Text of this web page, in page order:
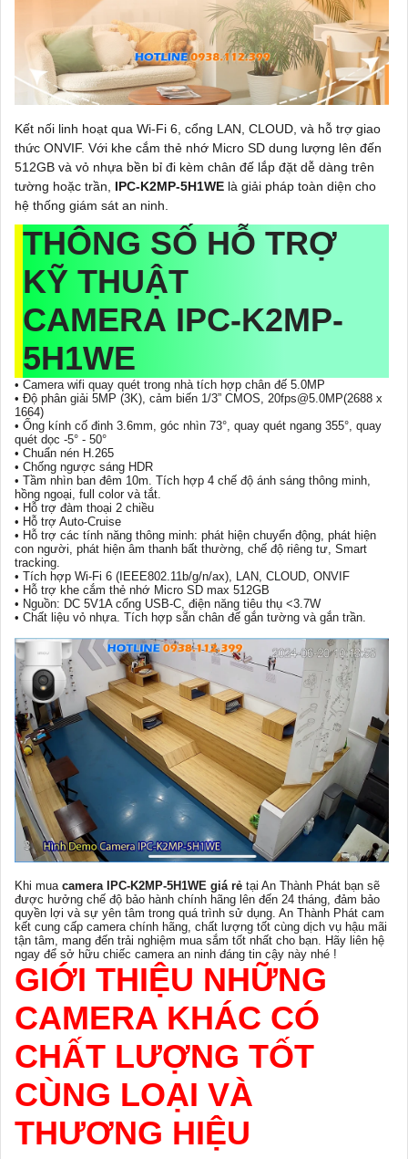
Kết nối linh hoạt qua Wi-Fi 6, cổng LAN, CLOUD, và hỗ trợ giao
thức ONVIF. Với khe cắm thẻ nhớ Micro SD dung lượng lên đến
512GB và vỏ nhựa bền bỉ đi kèm chân đế lắp đặt dễ dàng trên
tường hoặc trần, IPC-K2MP-5H1WE là giải pháp toàn diện cho
hệ thống giám sát an ninh.
THÔNG SỐ HỖ TRỢ
KỸ THUẬT
CAMERA IPC-K2MP-
5H1WE
• Camera wifi quay quét trong nhà tích hợp chân đế 5.0MP
• Độ phân giải 5MP (3K), cảm biến 1/3” CMOS, 20fps@5.0MP(2688 x
1664)
• Ống kính cố đinh 3.6mm, góc nhìn 73°, quay quét ngang 355°, quay
quét dọc -5° - 50°
• Chuẩn nén H.265
• Chống ngược sáng HDR
• Tầm nhìn ban đêm 10m. Tích hợp 4 chế độ ánh sáng thông minh,
hồng ngoại, full color và tắt.
• Hỗ trợ đàm thoại 2 chiều
• Hỗ trợ Auto-Cruise
• Hỗ trợ các tính năng thông minh: phát hiện chuyển động, phát hiện
con người, phát hiện âm thanh bất thường, chế độ riêng tư, Smart
tracking.
• Tích hợp Wi-Fi 6 (IEEE802.11b/g/n/ax), LAN, CLOUD, ONVIF
• Hỗ trợ khe cắm thẻ nhớ Micro SD max 512GB
• Nguồn: DC 5V1A cổng USB-C, điện năng tiêu thụ <3.7W
• Chất liệu vỏ nhựa. Tích hợp sẵn chân đế gắn tường và gắn trần.
Khi mua camera IPC-K2MP-5H1WE giá rẻ tại An Thành Phát bạn sẽ
được hưởng chế độ bảo hành chính hãng lên đến 24 tháng, đảm bảo
quyền lợi và sự yên tâm trong quá trình sử dụng. An Thành Phát cam
kết cung cấp camera chính hãng, chất lượng tốt cùng dịch vụ hậu mãi
tận tâm, mang đến trải nghiệm mua sắm tốt nhất cho bạn. Hãy liên hệ
ngay để sở hữu chiếc camera an ninh đáng tin cậy này nhé !
GIỚI THIỆU NHỮNG
CAMERA KHÁC CÓ
CHẤT LƯỢNG TỐT
CÙNG LOẠI VÀ
THƯƠNG HIỆU